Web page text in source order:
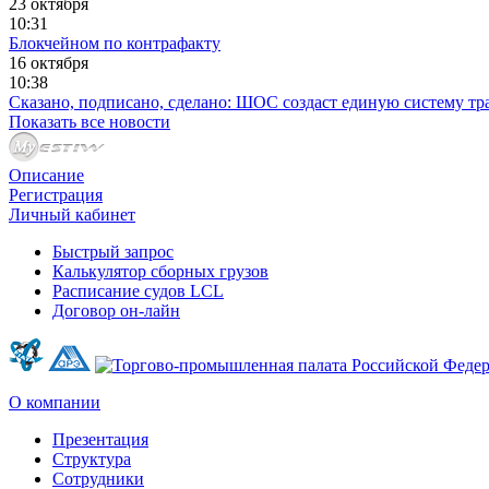
10:31
Блокчейном по контрафакту
16 октября
10:38
Сказано, подписано, сделано: ШОС создаст единую систему
Показать все новости
Описание
Регистрация
Личный кабинет
Быстрый запрос
Калькулятор сборных грузов
Расписание судов LCL
Договор он-лайн
О компании
Презентация
Структура
Сотрудники